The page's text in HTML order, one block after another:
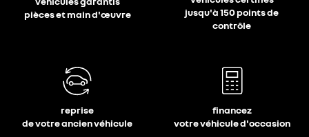
pièces et main d'œuvre
jusqu'à 150 points de
contrôle
reprise
de votre ancien véhicule
financez
votre véhicule d'occasion